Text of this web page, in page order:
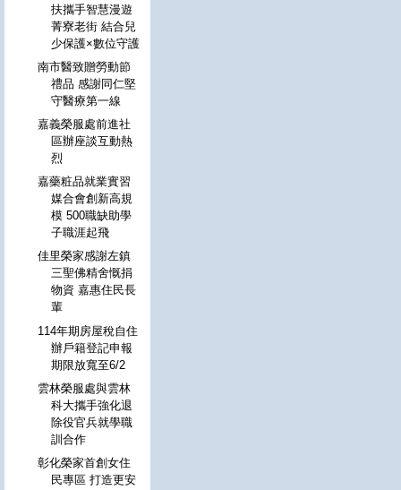
扶攜手智慧漫遊
菁寮老街 結合兒
少保護×數位守護
南市醫致贈勞動節
禮品 感謝同仁堅
守醫療第一線
嘉義榮服處前進社
區辦座談互動熱
烈
嘉藥粧品就業實習
媒合會創新高規
模 500職缺助學
子職涯起飛
佳里榮家感謝左鎮
三聖佛精舍慨捐
物資 嘉惠住民長
輩
114年期房屋稅自住
辦戶籍登記申報
期限放寬至6/2
雲林榮服處與雲林
科大攜手強化退
除役官兵就學職
訓合作
彰化榮家首創女住
民專區 打造更安